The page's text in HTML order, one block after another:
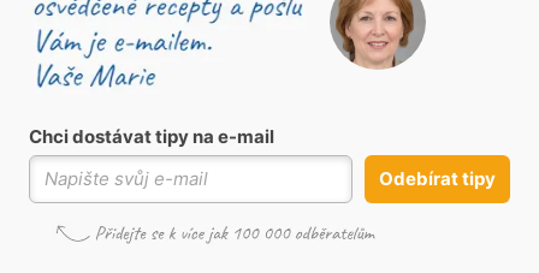
Chci dostávat tipy na e-mail
Odebírat tipy